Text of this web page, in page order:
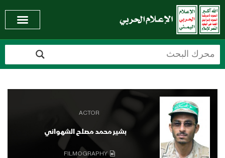
ACTOR
بشير محمد مصلح الشهواني
FILMOGRAPHY